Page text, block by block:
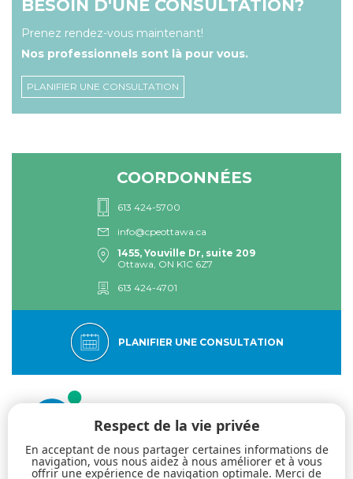
BESOIN D'UNE CONSULTATION?
Prenez rendez-vous maintenant!
Nos professionnels sont là pour vous.
PLANIFIER UNE CONSULTATION
COORDONNÉES
613 424-5700
info@cpeottawa.ca
1455, Youville Dr, suite 209
Ottawa, ON K1C 6Z7
613 424-4701
PLANIFIER UNE CONSULTATION
Respect de la vie privée
En acceptant de nous partager certaines informations de
navigation, vous nous aidez à nous améliorer et à vous
offrir une expérience de navigation optimale. Merci de